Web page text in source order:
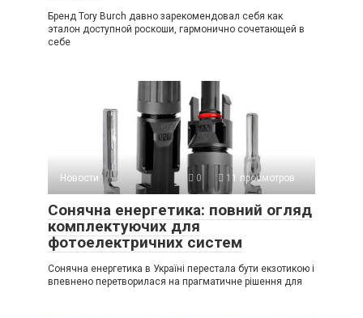
Бренд Tory Burch давно зарекомендовал себя как
эталон доступной роскоши, гармонично сочетающей в
себе
Новости 0 11 просмотров
Сонячна енергетика: повний огляд
комплектуючих для
фотоелектричних систем
Сонячна енергетика в Україні перестала бути екзотикою і
впевнено перетворилася на прагматичне рішення для